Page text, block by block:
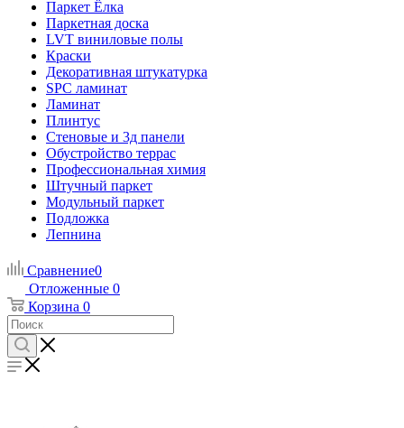
Паркет Ёлка
Паркетная доска
LVT виниловые полы
Краски
Декоративная штукатурка
SPC ламинат
Ламинат
Плинтус
Стеновые и 3д панели
Обустройство террас
Профессиональная химия
Штучный паркет
Модульный паркет
Подложка
Лепнина
Сравнение0
Отложенные 0
Корзина 0